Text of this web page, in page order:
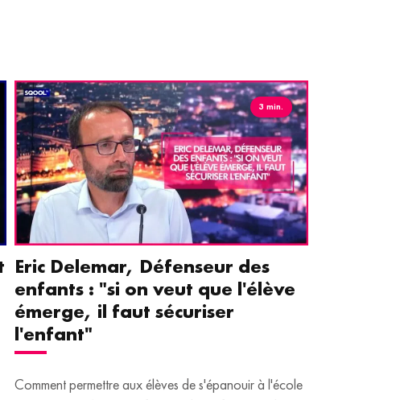
3 min.
Eric Delemar, Défenseur des
enfants : "si on veut que l'élève
émerge, il faut sécuriser
l'enfant"
Comment permettre aux élèves de s'épanouir à l'école